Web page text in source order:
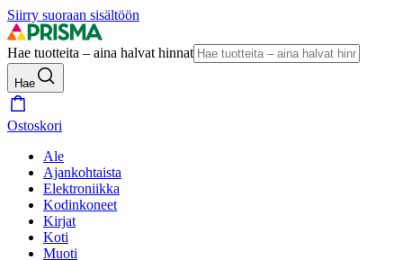
Siirry suoraan sisältöön
Hae tuotteita – aina halvat hinnat
Hae
Ostoskori
Ale
Ajankohtaista
Elektroniikka
Kodinkoneet
Kirjat
Koti
Muoti